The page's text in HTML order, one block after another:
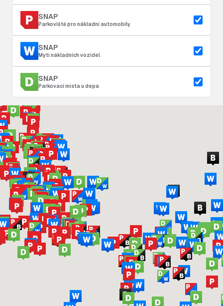
SNAP
Parkoviště pro nákladní automobily
SNAP
Mytí nákladních vozidel
SNAP
Parkovací místa u depa